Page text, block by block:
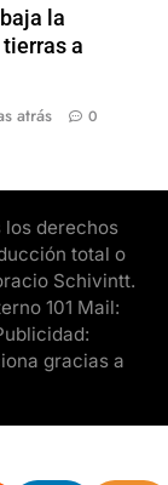
la
a
atrás 0
los derechos
total o
Schivintt.
101 Mail:
gracias a